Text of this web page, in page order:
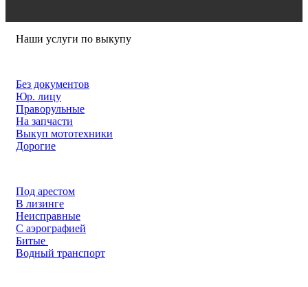
Наши услуги по выкупу
Без документов
Юр. лицу
Праворульные
На запчасти
Выкуп мототехники
Дорогие
Под арестом
В лизинге
Неисправные
С аэрографией
Битые
Водный транспорт